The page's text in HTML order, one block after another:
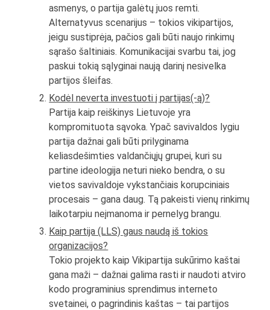
asmenys, o partija galėtų juos remti.
Alternatyvus scenarijus – tokios vikipartijos,
jeigu sustiprėja, pačios gali būti naujo rinkimų
sąrašo šaltiniais. Komunikacijai svarbu tai, jog
paskui tokią sąlyginai naują darinį nesivelka
partijos šleifas.
Kodėl neverta investuoti į partijas(-ą)?
Partija kaip reiškinys Lietuvoje yra
kompromituota sąvoka. Ypač savivaldos lygiu
partija dažnai gali būti prilyginama
keliasdešimties valdančiųjų grupei, kuri su
partine ideologija neturi nieko bendra, o su
vietos savivaldoje vykstančiais korupciniais
procesais – gana daug. Tą pakeisti vienų rinkimų
laikotarpiu neįmanoma ir pernelyg brangu.
Kaip partija (LLS) gaus naudą iš tokios
organizacijos?
Tokio projekto kaip Vikipartija sukūrimo kaštai
gana maži – dažnai galima rasti ir naudoti atviro
kodo programinius sprendimus interneto
svetainei, o pagrindinis kaštas – tai partijos